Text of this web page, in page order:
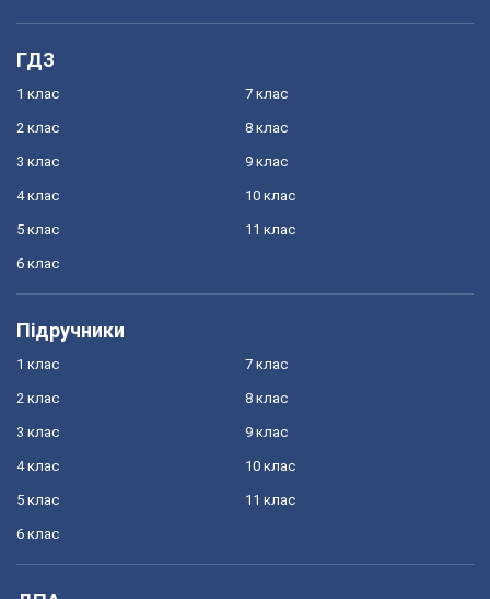
ГДЗ
1 клас
2 клас
3 клас
4 клас
5 клас
6 клас
7 клас
8 клас
9 клас
10 клас
11 клас
Підручники
1 клас
2 клас
3 клас
4 клас
5 клас
6 клас
7 клас
8 клас
9 клас
10 клас
11 клас